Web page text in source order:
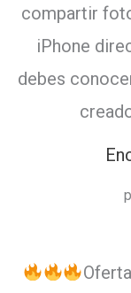
compartir
iPhone
debes